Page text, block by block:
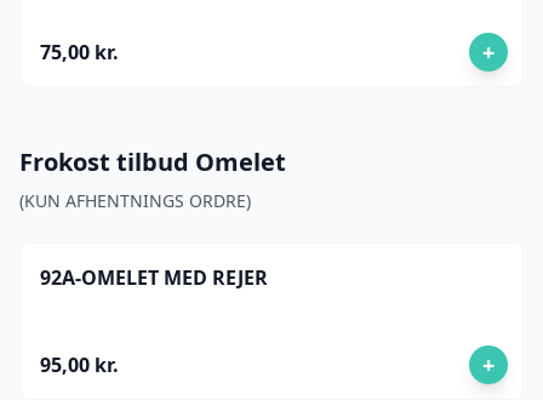
75,00 kr. +
Frokost tilbud Omelet
(KUN AFHENTNINGS ORDRE)
92A-OMELET MED REJER
95,00 kr. +